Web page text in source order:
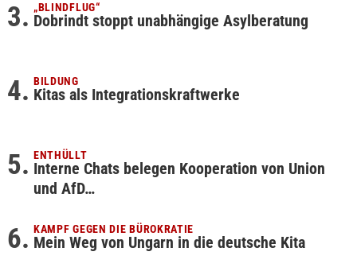
„BLINDFLUG“
Dobrindt stoppt unabhängige Asylberatung
BILDUNG
Kitas als Integrationskraftwerke
ENTHÜLLT
Interne Chats belegen Kooperation von Union
und AfD…
KAMPF GEGEN DIE BÜROKRATIE
Mein Weg von Ungarn in die deutsche Kita